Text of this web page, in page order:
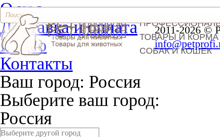
О нас
Доставка и оплата
Видео
Контакты
Ваш город: Россия
Выберите ваш город:
Россия
ТОВАРЫ И
СОБАК И КОШЕК
2011-2026 ©